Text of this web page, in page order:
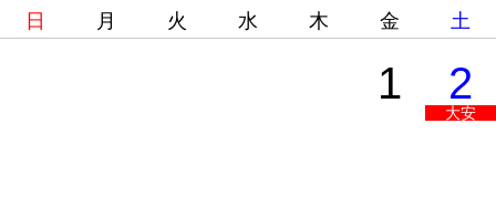
日 月 火 水 木 金 土
1 2
大安